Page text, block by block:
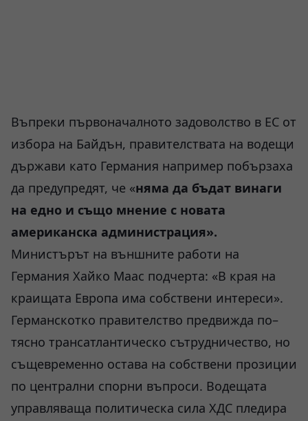
Въпреки първоначалното задоволство в ЕС от
избора на Байдън, правителствата на водещи
държави като Германия например побързаха
да предупредят, че «няма да бъдат винаги
на едно и също мнение с новата
американска администрация».
Министърът на външните работи на
Германия Хайко Маас подчерта: «В края на
краищата Европа има собствени интереси».
Германскотко правителство предвижда по–
тясно трансатлантическо сътрудничество, но
същевременно остава на собствени прозиции
по централни спорни въпроси. Водещата
управляваща политическа сила ХДС пледира